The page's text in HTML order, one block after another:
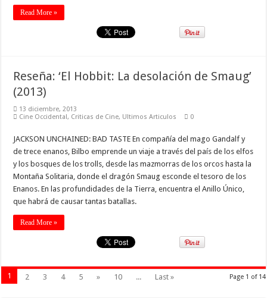
Read More »
Reseña: ‘El Hobbit: La desolación de Smaug’
(2013)
13 diciembre, 2013
Cine Occidental, Criticas de Cine, Ultimos Articulos 0
JACKSON UNCHAINED: BAD TASTE En compañía del mago Gandalf y
de trece enanos, Bilbo emprende un viaje a través del país de los elfos
y los bosques de los trolls, desde las mazmorras de los orcos hasta la
Montaña Solitaria, donde el dragón Smaug esconde el tesoro de los
Enanos. En las profundidades de la Tierra, encuentra el Anillo Único,
que habrá de causar tantas batallas.
Read More »
Page 1 of 14
1 2 3 4 5 » 10 ... Last »